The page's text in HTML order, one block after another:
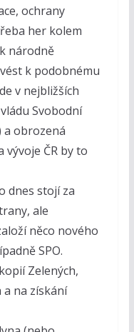
ochrany
her kolem
národně
k podobnému
v nejbližších
Svobodní
a obrozená
ČR by to
dnes stojí za
ale
něco nového
SPO.
Zelených,
na získání